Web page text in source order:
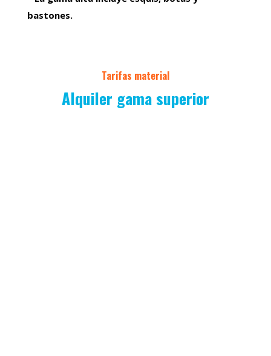
bastones.
Tarifas material
Alquiler gama superior